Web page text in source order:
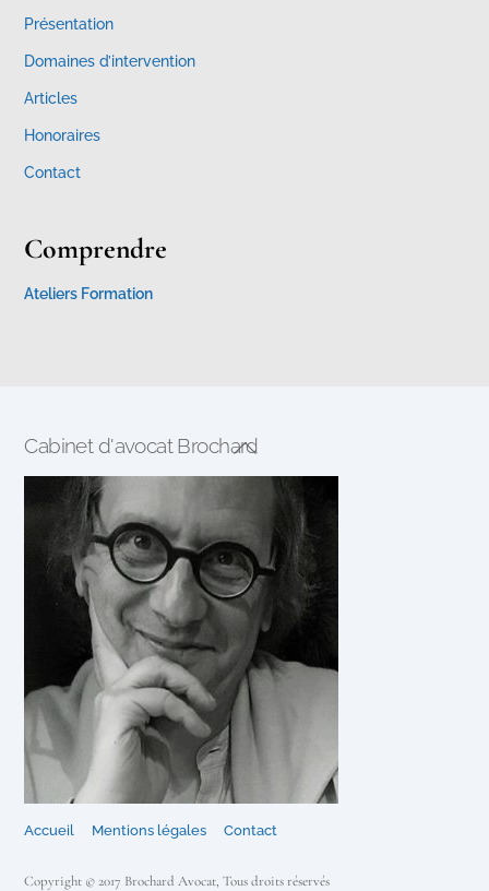
Présentation
Domaines d’intervention
Articles
Honoraires
Contact
Comprendre
Ateliers Formation
Back
Cabinet d'avocat Brochard
Accueil Mentions légales Contact
Copyright © 2017 Brochard Avocat, Tous droits réservés